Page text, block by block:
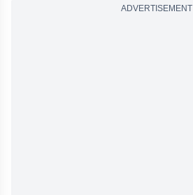
ADVERTISEMENT